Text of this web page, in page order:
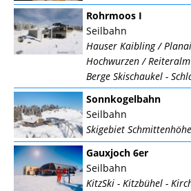
Rohrmoos I
Seilbahn
Hauser Kaibling /
Hochwurzen /
Berge Skischaukel -
Sonnkogelbahn
Seilbahn
Skigebiet Schmittenhöhe
Gauxjoch 6er
Seilbahn
KitzSki - Kitzbühel -